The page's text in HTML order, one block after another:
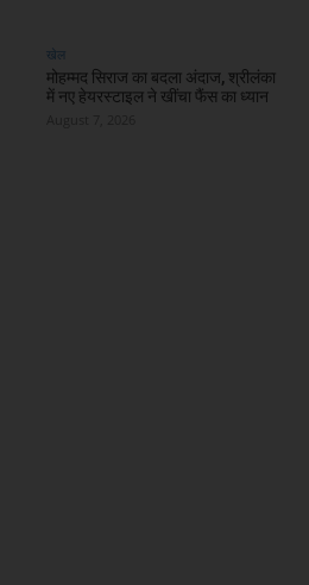
खेल
मोहम्मद सिराज का बदला अंदाज, श्रीलंका
में नए हेयरस्टाइल ने खींचा फैंस का ध्यान